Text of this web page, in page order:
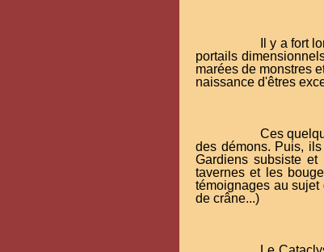
Il y a fort
portails
marées de monstres
naissance d'êtres
Ces
des démons. Puis,
Gardiens subsiste
tavernes et les
témoignages au sujet
de crâne...)